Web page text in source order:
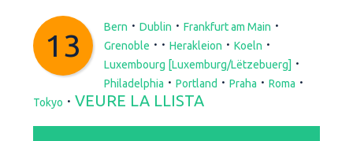
13
Bern · Dublin · Frankfurt am Main ·
Grenoble · · Herakleion · Koeln ·
Luxembourg [Luxemburg/Lëtzebuerg] ·
Philadelphia · Portland · Praha · Roma ·
Tokyo · VEURE LA LLISTA